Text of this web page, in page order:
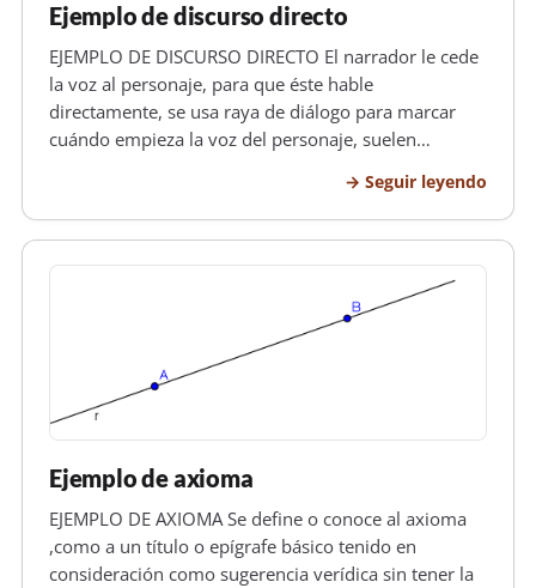
Ejemplo de discurso directo
EJEMPLO DE DISCURSO DIRECTO El narrador le cede
la voz al personaje, para que éste hable
directamente, se usa raya de diálogo para marcar
cuándo empieza la voz del personaje, suelen
explicó... Pueden estar antes de la voz del personaje
o después: siempre los usa el…
Seguir leyendo
Ejemplo de axioma
EJEMPLO DE AXIOMA Se define o conoce al axioma
,como a un título o epígrafe básico tenido en
consideración como sugerencia verídica sin tener la